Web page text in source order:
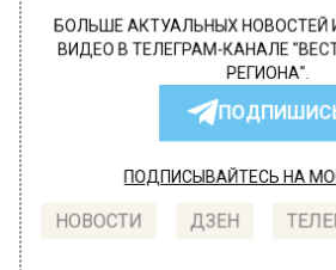
БОЛЬШЕ АКТУАЛЬНЫХ НОВОСТЕЙ
ВИДЕО В ТЕЛЕГРАМ-КАНАЛЕ
РЕГИОНА".
ПОДПИСЫВАЙТЕСЬ НА
НОВОСТИ ДЗЕН